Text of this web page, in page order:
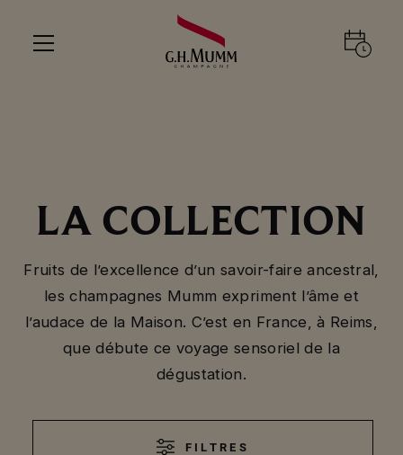
LA COLLECTION
Fruits de l’excellence d’un savoir-faire ancestral,
les champagnes Mumm expriment l’âme et
l’audace de la Maison. C’est en France, à Reims,
que débute ce voyage sensoriel de la
dégustation.
FILTRES